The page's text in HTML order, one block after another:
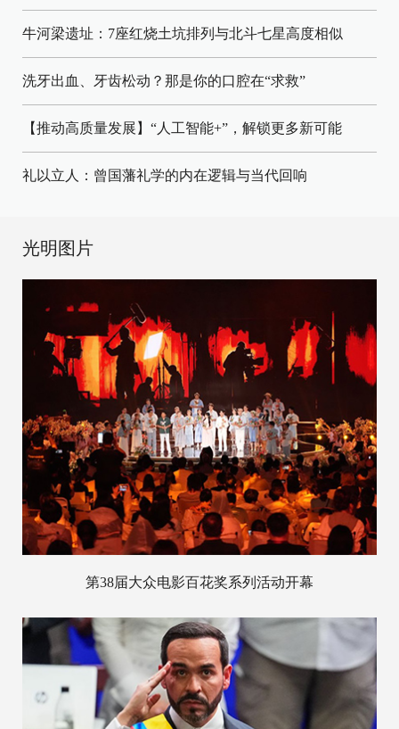
牛河梁遗址：7座红烧土坑排列与北斗七星高度相似
洗牙出血、牙齿松动？那是你的口腔在“求救”
【推动高质量发展】“人工智能+”，解锁更多新可能
礼以立人：曾国藩礼学的内在逻辑与当代回响
光明图片
第38届大众电影百花奖系列活动开幕